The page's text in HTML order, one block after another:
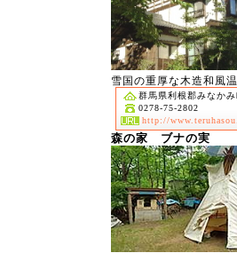
雪国の重厚な木造和風
群馬県利根郡みなか
0278-75-2802
http://
森の家 ブナの実